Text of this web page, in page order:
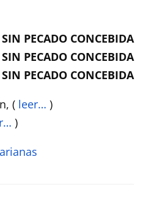
PECADO CONCEBIDA
PECADO CONCEBIDA
PECADO CONCEBIDA
( leer… )
)